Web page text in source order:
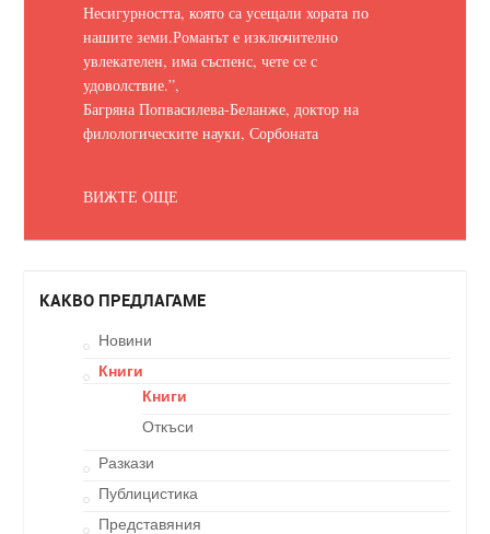
Несигурността, която са усещали хората по
нашите земи.Романът е изключително
увлекателен, има съспенс, чете се с
удоволствие.”,
Багряна Попвасилева-Беланже, доктор на
филологическите науки, Сорбоната
ВИЖТЕ ОЩЕ
КАКВО ПРЕДЛАГАМЕ
Новини
Книги
Книги
Откъси
Разкази
Публицистика
Представяния